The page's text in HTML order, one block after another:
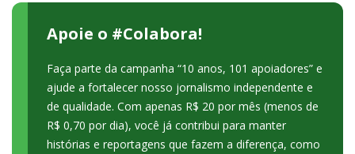
Apoie o #Colabora!
Faça parte da campanha “10 anos, 101 apoiadores” e
ajude a fortalecer nosso jornalismo independente e
de qualidade. Com apenas R$ 20 por mês (menos de
R$ 0,70 por dia), você já contribui para manter
histórias e reportagens que fazem a diferença, como